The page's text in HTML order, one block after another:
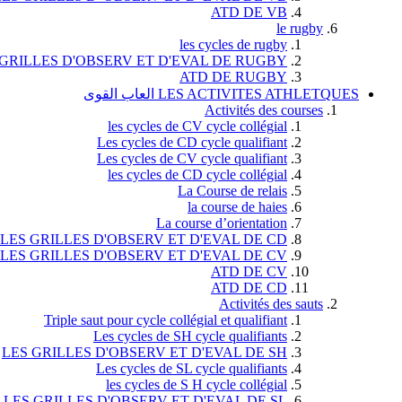
ATD DE VB
le rugby
les cycles de rugby
D'OBSERV ET D'EVAL DE RUGBY
ATD DE RUGBY
LES ACTIVITES ATHLETQUES العاب القوى
Activités des courses
les cycles de CV cycle collégial
Les cycles de CD cycle qualifiant
Les cycles de CV cycle qualifiant
les cycles de CD cycle collégial
La Course de relais
la course de haies
La course d’orientation
LES GRILLES D'OBSERV ET D'EVAL DE CD
LES GRILLES D'OBSERV ET D'EVAL DE CV
ATD DE CV
ATD DE CD
Activités des sauts
Triple saut pour cycle collégial et qualifiant
Les cycles de SH cycle qualifiants
LES GRILLES D'OBSERV ET D'EVAL DE SH
Les cycles de SL cycle qualifiants
les cycles de S H cycle collégial